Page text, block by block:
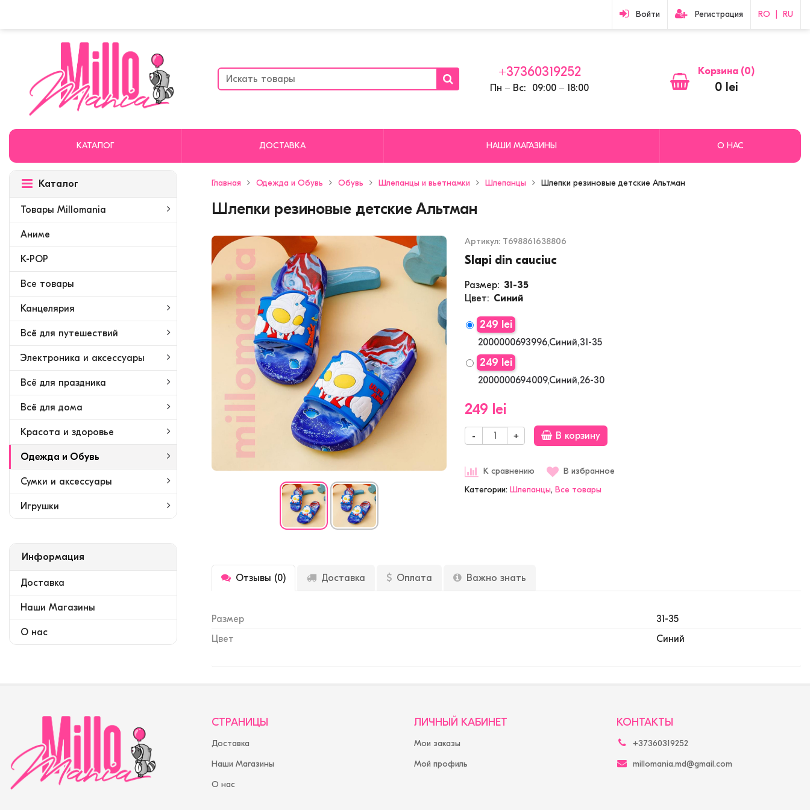
Войти Регистрация RO RU
+37360319252
Пн ‒ Вс: 09:00 ‒ 18:00
Корзина (0)
0 lei
КАТАЛОГ ДОСТАВКА НАШИ МАГАЗИНЫ О НАС
Главная Одежда и Обувь Обувь Шлепанцы и вьетнамки Шлепанцы Шлепки резиновые детские Альтман
Шлепки резиновые детские Альтман
Артикул: T698861638806
Slapi din cauciuc
Размер
31-35
Цвет
Синий
249 lei
2000000693996,Синий,31-35
249 lei
2000000694009,Синий,26-30
249 lei
- + В корзину
К сравнению
В избранное
Категории: Шлепанцы, Bсе товары
Отзывы (0) Доставка Оплата Важно знать
Размер
31-35
Цвет
Синий
Каталог
Товары Millomania
Аниме
K-POP
Bсе товары
Канцелярия
Всё для путешествий
Электроника и аксессуары
Всё для праздника
Всё для дома
Красота и здоровье
Одежда и Обувь
Сумки и аксессуары
Игрушки
Информация
Доставка
Наши Магазины
О нас
СТРАНИЦЫ
Доставка
Наши Магазины
О нас
ЛИЧНЫЙ КАБИНЕТ
Мои заказы
Мой профиль
КОНТАКТЫ
+37360319252
millomania.md@gmail.com